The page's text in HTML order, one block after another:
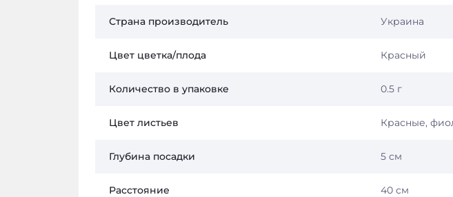
Страна производитель Украина
Цвет цветка/плода Красный
Количество в упаковке 0.5 г
Цвет листьев Красные,
Глубина посадки 5 см
Расстояние 40 см